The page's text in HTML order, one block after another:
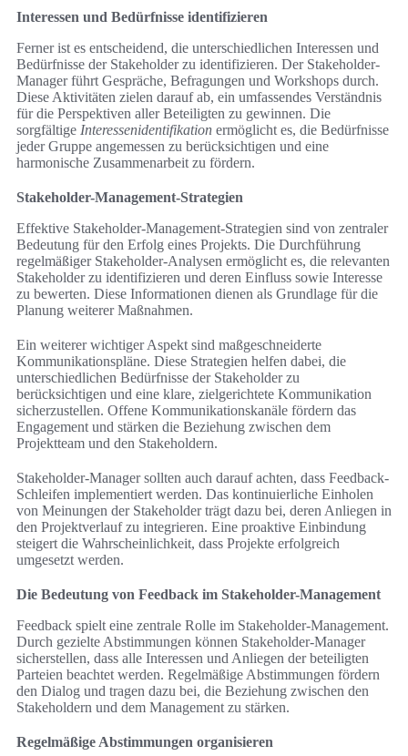
Interessen und Bedürfnisse identifizieren
Ferner ist es entscheidend, die unterschiedlichen Interessen und
Bedürfnisse der Stakeholder zu identifizieren. Der Stakeholder-
Manager führt Gespräche, Befragungen und Workshops durch.
Diese Aktivitäten zielen darauf ab, ein umfassendes Verständnis
für die Perspektiven aller Beteiligten zu gewinnen. Die
sorgfältige Interessenidentifikation ermöglicht es, die Bedürfnisse
jeder Gruppe angemessen zu berücksichtigen und eine
harmonische Zusammenarbeit zu fördern.
Stakeholder-Management-Strategien
Effektive Stakeholder-Management-Strategien sind von zentraler
Bedeutung für den Erfolg eines Projekts. Die Durchführung
regelmäßiger Stakeholder-Analysen ermöglicht es, die relevanten
Stakeholder zu identifizieren und deren Einfluss sowie Interesse
zu bewerten. Diese Informationen dienen als Grundlage für die
Planung weiterer Maßnahmen.
Ein weiterer wichtiger Aspekt sind maßgeschneiderte
Kommunikationspläne. Diese Strategien helfen dabei, die
unterschiedlichen Bedürfnisse der Stakeholder zu
berücksichtigen und eine klare, zielgerichtete Kommunikation
sicherzustellen. Offene Kommunikationskanäle fördern das
Engagement und stärken die Beziehung zwischen dem
Projektteam und den Stakeholdern.
Stakeholder-Manager sollten auch darauf achten, dass Feedback-
Schleifen implementiert werden. Das kontinuierliche Einholen
von Meinungen der Stakeholder trägt dazu bei, deren Anliegen in
den Projektverlauf zu integrieren. Eine proaktive Einbindung
steigert die Wahrscheinlichkeit, dass Projekte erfolgreich
umgesetzt werden.
Die Bedeutung von Feedback im Stakeholder-Management
Feedback spielt eine zentrale Rolle im Stakeholder-Management.
Durch gezielte Abstimmungen können Stakeholder-Manager
sicherstellen, dass alle Interessen und Anliegen der beteiligten
Parteien beachtet werden. Regelmäßige Abstimmungen fördern
den Dialog und tragen dazu bei, die Beziehung zwischen den
Stakeholdern und dem Management zu stärken.
Regelmäßige Abstimmungen organisieren